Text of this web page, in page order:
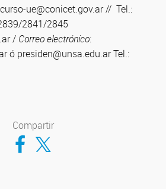
ue@conicet.gov.ar // Tel.:
2841/2845
/ Correo electrónico:
ó presiden@unsa.edu.ar Tel.:
Compartir
Compartir en Facebook
Compartir en Twitter